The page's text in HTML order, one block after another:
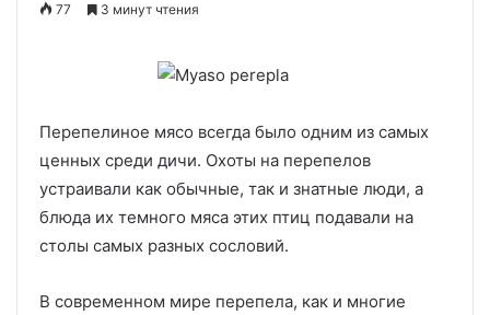
77 3 минут чтения
Перепелиное мясо всегда было одним из самых
ценных среди дичи. Охоты на перепелов
устраивали как обычные, так и знатные люди, а
блюда их темного мяса этих птиц подавали на
столы самых разных сословий.
В современном мире перепела, как и многие